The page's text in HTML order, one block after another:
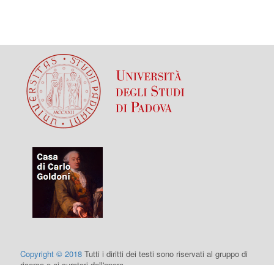
Copyright © 2018 Tutti i diritti dei testi sono riservati al gruppo di